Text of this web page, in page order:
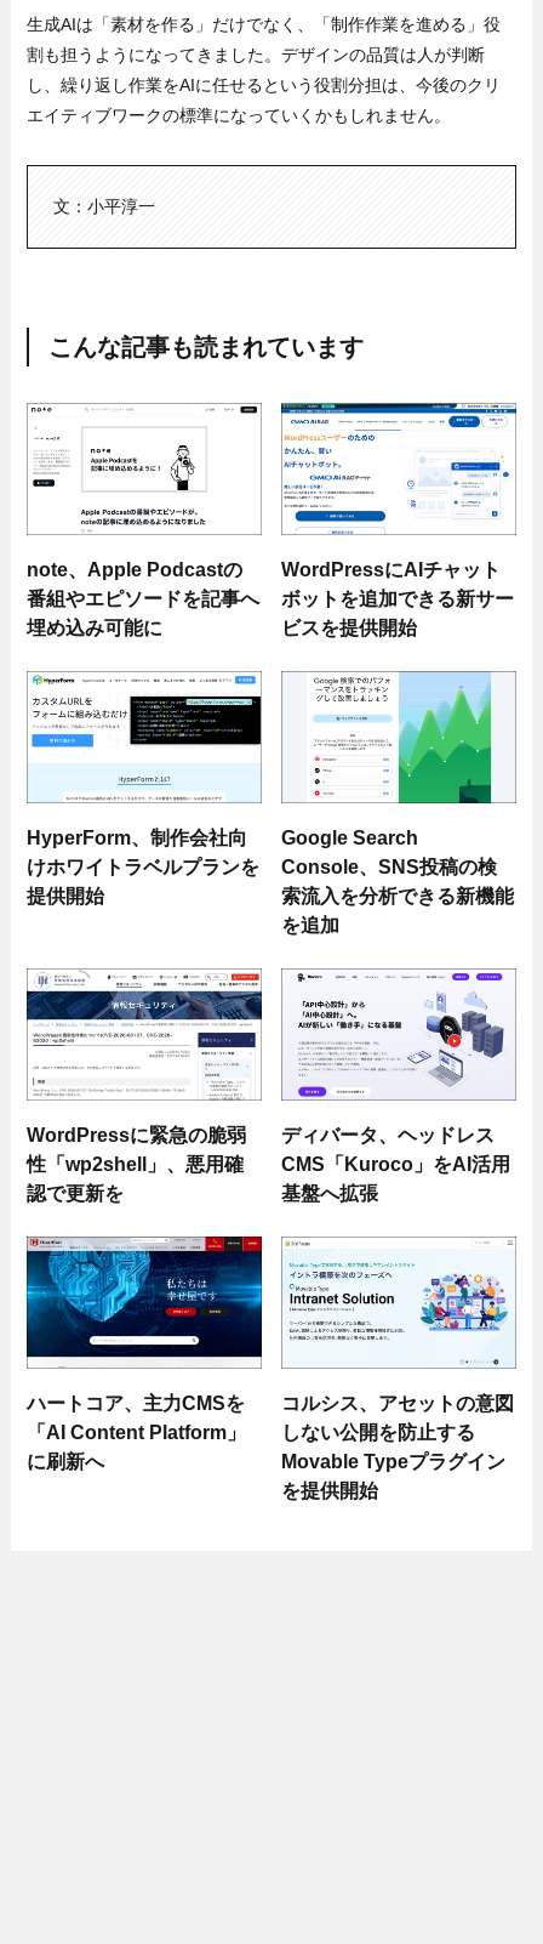
生成AIは「素材を作る」だけでなく、「制作作業を進める」役
割も担うようになってきました。デザインの品質は人が判断
し、繰り返し作業をAIに任せるという役割分担は、今後のクリ
エイティブワークの標準になっていくかもしれません。
文：小平淳一
こんな記事も読まれています
note、Apple Podcastの
番組やエピソードを記事へ
埋め込み可能に
WordPressにAIチャット
ボットを追加できる新サー
ビスを提供開始
HyperForm、制作会社向
けホワイトラベルプランを
提供開始
Google Search
Console、SNS投稿の検
索流入を分析できる新機能
を追加
WordPressに緊急の脆弱
性「wp2shell」、悪用確
認で更新を
ディバータ、ヘッドレス
CMS「Kuroco」をAI活用
基盤へ拡張
ハートコア、主力CMSを
「AI Content Platform」
に刷新へ
コルシス、アセットの意図
しない公開を防止する
Movable Typeプラグイン
を提供開始